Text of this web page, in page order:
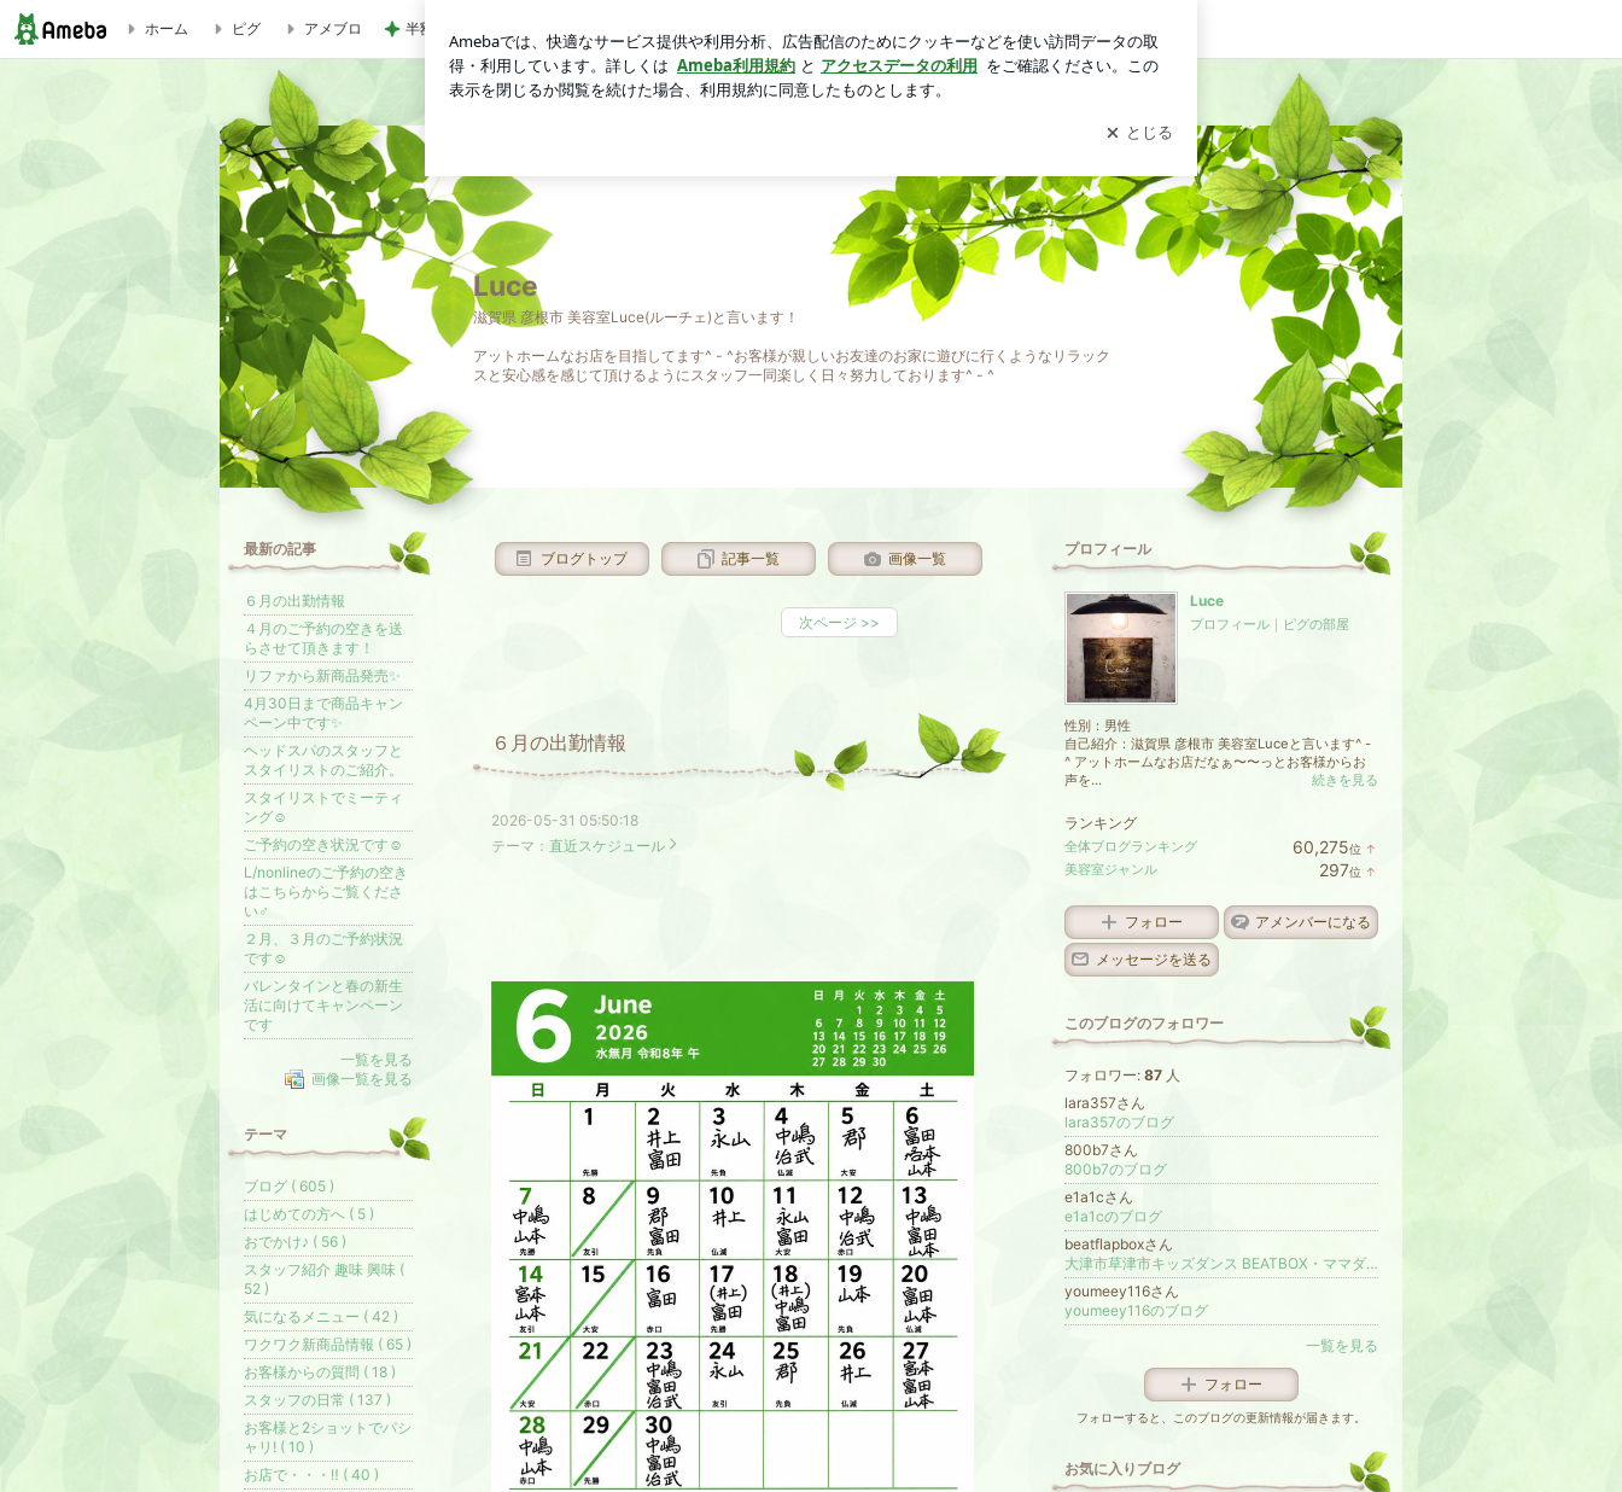
ホーム ピグ アメブロ 半額になったお気に入りのジャケット 新規登録 ログイン
Luce
滋賀県 彦根市 美容室Luce(ルーチェ)と言います！
アットホームなお店を目指してます^ - ^お客様が親しいお友達のお家に遊びに行くようなリラック
スと安心感を感じて頂けるようにスタッフ一同楽しく日々努力しております^ - ^
ブログトップ 記事一覧 画像一覧
次ページ >>
６月の出勤情報
2026-05-31 05:50:18
テーマ： 直近スケジュール
プロフィール
Luce
プロフィール ｜ ピグの部屋
性別： 男性
自己紹介：滋賀県 彦根市 美容室Luceと言います^ -
^ アットホームなお店だなぁ〜〜っとお客様からお
声を...
続きを見る
ランキング
全体ブログランキング 60,275位 ↑
ン
美容室ジャンル 297位 ↑
キ
ン
フォロー アメンバーになる
メッセージを送る
このブログのフォロワー
フォロワー: 87 人
lara357さん
lara357のブログ
800b7さん
800b7のブログ
e1a1cさん
e1a1cのブログ
beatflapboxさん
大津市草津市キッズダンス BEATBOX・ママダンス BEAT FAMILY
youmeey116さん
youmeey116のブログ
一覧を見る
フォロー
フォローすると、このブログの更新情報が届きます。
お気に入りブログ
最新の記事
６月の出勤情報
４月のご予約の空きを送
らさせて頂きます！
リファから新商品発売✨
4月30日まで商品キャン
ペーン中です✨
ヘッドスパのスタッフと
スタイリストのご紹介。
スタイリストでミーティ
ング☺️
ご予約の空き状況です☺️
L/nonlineのご予約の空き
はこちらからご覧くださ
い♂️
２月、３月のご予約状況
です☺️
バレンタインと春の新生
活に向けてキャンペーン
です
一覧を見る
画像一覧を見る
テーマ
ブログ ( 605 )
はじめての方へ ( 5 )
おでかけ♪ ( 56 )
スタッフ紹介 趣味 興味 (
52 )
気になるメニュー ( 42 )
ワクワク新商品情報 ( 65 )
お客様からの質問 ( 18 )
スタッフの日常 ( 137 )
お客様と2ショットでパシ
ャリ! ( 10 )
お店で・・・‼️ ( 40 )